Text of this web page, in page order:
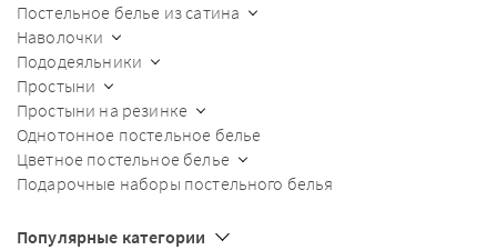
Постельное белье из сатина
Наволочки
Пододеяльники
Простыни
Простыни на резинке
Однотонное постельное белье
Цветное постельное белье
Подарочные наборы постельного белья
Популярные категории